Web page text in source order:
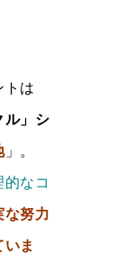
トは
ル」シ
」。
なコ
な努力
ま